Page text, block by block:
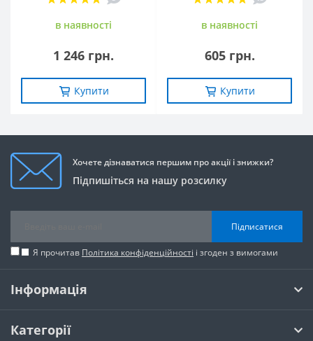
в наявностi
1 246 грн.
Купити
в наявностi
605 грн.
Купити
Хочете дізнаватися першим про акції і знижки?
Підпишіться на нашу розсилку
Підписатися
Я прочитав Політика конфіденційності і згоден з вимогами
Інформація
Категорії